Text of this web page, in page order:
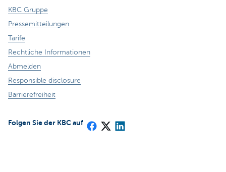
KBC Gruppe
Pressemitteilungen
Tarife
Rechtliche Informationen
Abmelden
Responsible disclosure
Barrierefreiheit
Folgen Sie der KBC auf